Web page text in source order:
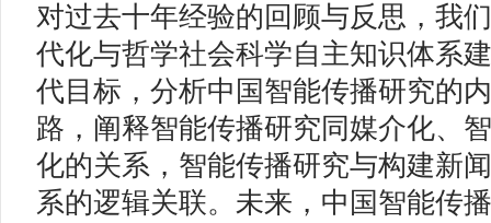
对过去十年经验的回顾与反思，我
代化与哲学社会科学自主知识体系
代目标，分析中国智能传播研究的
路，阐释智能传播研究同媒介化、
化的关系，智能传播研究与构建新
系的逻辑关联。未来，中国智能传